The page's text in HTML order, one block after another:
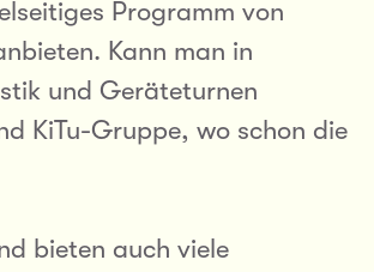
Programm von
Kann man in
und Geräteturnen
KiTu-Gruppe, wo schon die
bieten auch viele